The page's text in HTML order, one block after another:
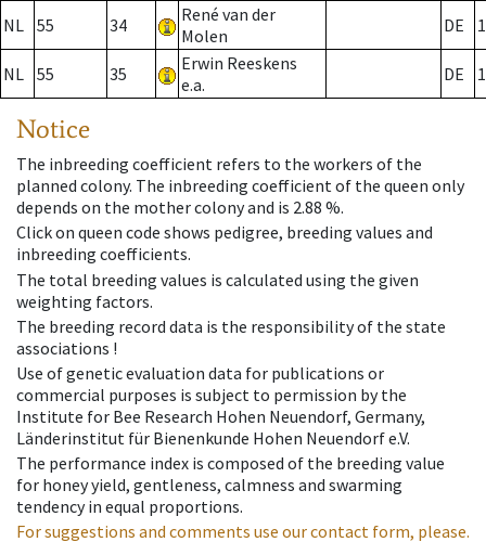
NL 55 34
René van der
Molen
DE
NL 55 35
Erwin Reeskens
e.a.
DE
Notice
The inbreeding coefficient refers to the workers of the
planned colony. The inbreeding coefficient of the queen only
depends on the mother colony and is 2.88 %.
Click on queen code shows pedigree, breeding values and
inbreeding coefficients.
The total breeding values is calculated using the given
weighting factors.
The breeding record data is the responsibility of the state
associations !
Use of genetic evaluation data for publications or
commercial purposes is subject to permission by the
Institute for Bee Research Hohen Neuendorf, Germany,
Länderinstitut für Bienenkunde Hohen Neuendorf e.V.
The performance index is composed of the breeding value
for honey yield, gentleness, calmness and swarming
tendency in equal proportions.
For suggestions and comments use our contact form, please.